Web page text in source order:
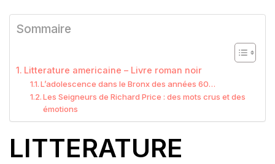
Sommaire
Litterature americaine – Livre roman noir
L’adolescence dans le Bronx des années 60…
Les Seigneurs de Richard Price : des mots crus et des
émotions
LITTERATURE